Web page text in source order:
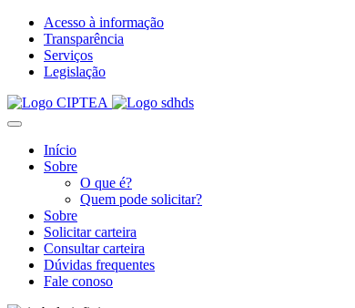
Acesso à informação
Transparência
Serviços
Legislação
Início
Sobre
O que é?
Quem pode solicitar?
Sobre
Solicitar carteira
Consultar carteira
Dúvidas frequentes
Fale conoso